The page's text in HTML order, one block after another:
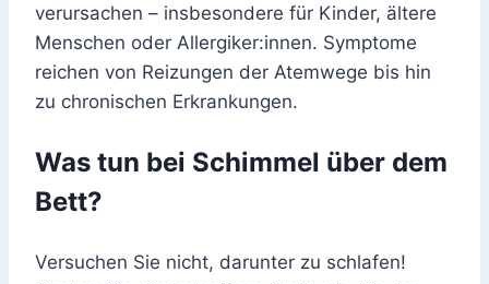
verursachen – insbesondere für Kinder, ältere
Menschen oder Allergiker:innen. Symptome
reichen von Reizungen der Atemwege bis hin
zu chronischen Erkrankungen.
Was tun bei Schimmel über dem
Bett?
Versuchen Sie nicht, darunter zu schlafen!